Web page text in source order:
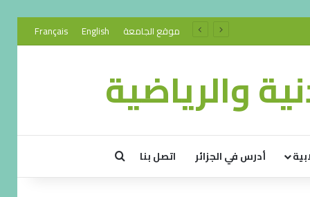
موقع الجامعة English
Français
والرياضية
أدرس في الجزائر اتصل بنا